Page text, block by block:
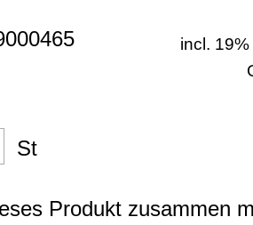
incl.
St
Produkt zusammen